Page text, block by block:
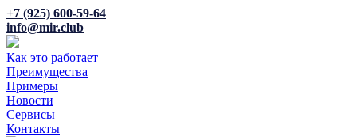
+7 (925) 600-59-64
info@mir.club
Как это работает
Преимущества
Примеры
Новости
Сервисы
Контакты